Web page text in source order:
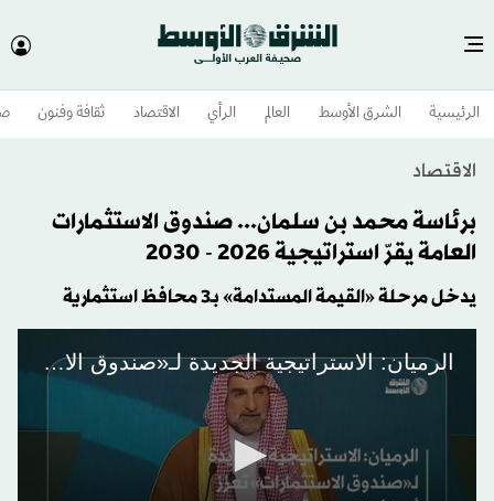
الرئيسية الشرق الأوسط​ العالم الرأي الاقتصاد ثقافة وفنون
الاقتصاد
برئاسة محمد بن سلمان... صندوق الاستثمارات
العامة يقرّ استراتيجية 2026 - 2030
يدخل مرحلة «القيمة المستدامة» بـ3 محافظ استثمارية
الرميان: الاستراتيجية الجديدة لـ«صندوق الاستثمارات» تعزز أهداف تنويع الاقتصاد